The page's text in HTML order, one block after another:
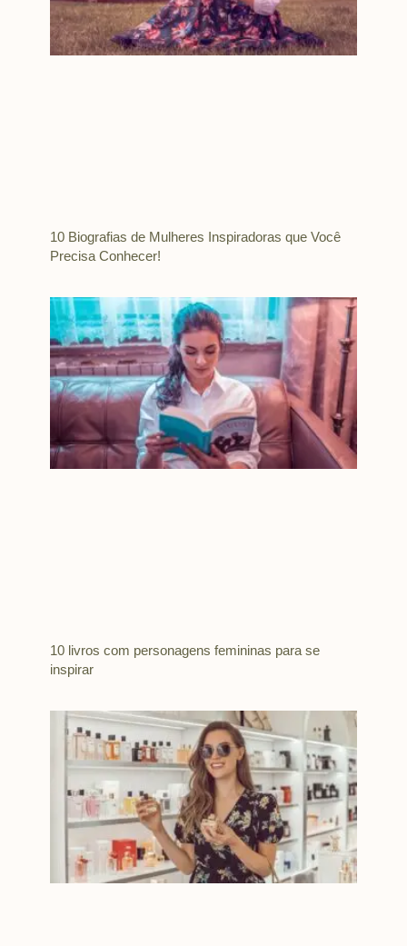
10 Biografias de Mulheres Inspiradoras que Você
Precisa Conhecer!
10 livros com personagens femininas para se
inspirar